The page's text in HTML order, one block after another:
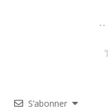
S’abonner